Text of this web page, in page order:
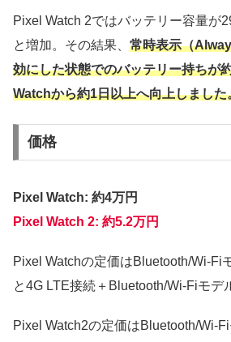
Pixel Watch 2ではバッテリー容量
と増加。その結果、 常時表示（
効にした状態でのバッテリー持ちが
Watchから約1日以上へ向上しました
価格
Pixel Watch: 約4万円
Pixel Watch 2: 約5.2万円
Pixel Watchの定価はBluetooth/Wi-Fi
と4G LTE接続＋Bluetooth/Wi-Fiモデ
Pixel Watch2の定価はBluetooth/Wi-